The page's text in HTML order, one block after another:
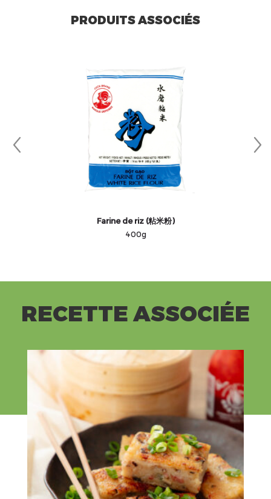
PRODUITS ASSOCIÉS
Farine de riz (粘米粉)
400g
RECETTE ASSOCIÉE